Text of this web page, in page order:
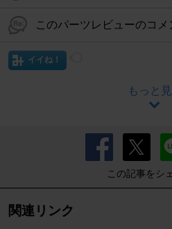
このパーツレビューのコメ
イイね！
もっと
この記事をシ
関連リンク